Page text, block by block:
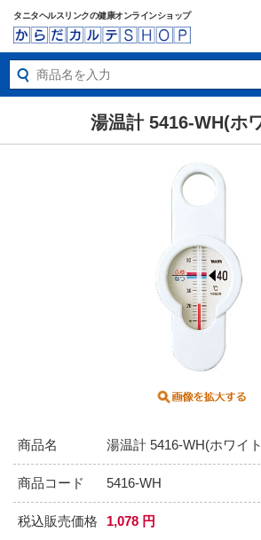
タニタヘルスリンクの健康オンラインショップ
湯温計 5416-WH(ホ
商品名 湯温計 5416-WH(ホワイ
商品コード 5416-WH
税込販売価格 1,078 円